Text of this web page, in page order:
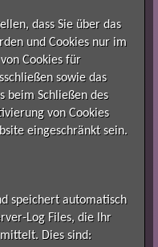
dass Sie über das
und Cookies nur im
Cookies für
sowie das
beim Schließen des
von Cookies
eingeschränkt sein.
speichert automatisch
Log Files, die Ihr
Dies sind: